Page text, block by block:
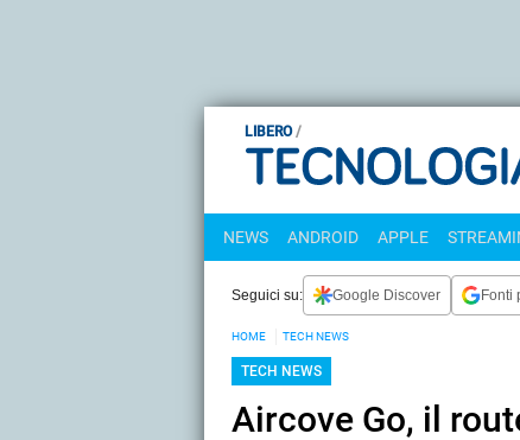
LIBERO
NEWS ANDROID APPLE
Seguici su: Google Discover Fonti
HOME TECH NEWS
TECH NEWS
Aircove Go, il